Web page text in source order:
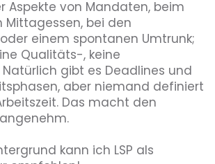
Aspekte von Mandaten, beim
bei den
einem spontanen Umtrunk;
Qualitäts-, keine
Natürlich gibt es Deadlines und
aber niemand definiert
Das macht den
kann ich LSP als